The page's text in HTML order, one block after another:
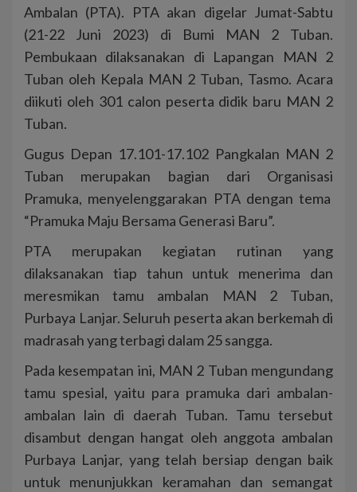
Ambalan (PTA). PTA akan digelar Jumat-Sabtu
(21-22 Juni 2023) di Bumi MAN 2 Tuban.
Pembukaan dilaksanakan di Lapangan MAN 2
Tuban oleh Kepala MAN 2 Tuban, Tasmo. Acara
diikuti oleh 301 calon peserta didik baru MAN 2
Tuban.
Gugus Depan 17.101-17.102 Pangkalan MAN 2
Tuban merupakan bagian dari Organisasi
Pramuka, menyelenggarakan PTA dengan tema
“Pramuka Maju Bersama Generasi Baru”.
PTA merupakan kegiatan rutinan yang
dilaksanakan tiap tahun untuk menerima dan
meresmikan tamu ambalan MAN 2 Tuban,
Purbaya Lanjar. Seluruh peserta akan berkemah di
madrasah yang terbagi dalam 25 sangga.
Pada kesempatan ini, MAN 2 Tuban mengundang
tamu spesial, yaitu para pramuka dari ambalan-
ambalan lain di daerah Tuban. Tamu tersebut
disambut dengan hangat oleh anggota ambalan
Purbaya Lanjar, yang telah bersiap dengan baik
untuk menunjukkan keramahan dan semangat